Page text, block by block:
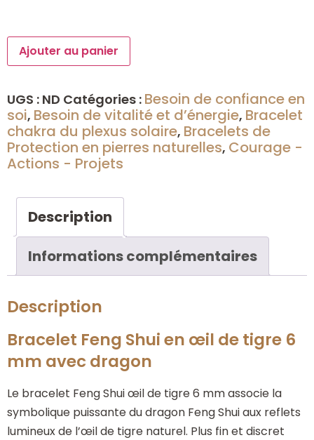
Ajouter au panier
UGS : ND Catégories : Besoin de confiance en
soi, Besoin de vitalité et d’énergie, Bracelet
chakra du plexus solaire, Bracelets de
Protection en pierres naturelles, Courage -
Actions - Projets
Description
Informations complémentaires
Description
Bracelet Feng Shui en œil de tigre 6
mm avec dragon
Le bracelet Feng Shui œil de tigre 6 mm associe la
symbolique puissante du dragon Feng Shui aux reflets
lumineux de l’œil de tigre naturel. Plus fin et discret